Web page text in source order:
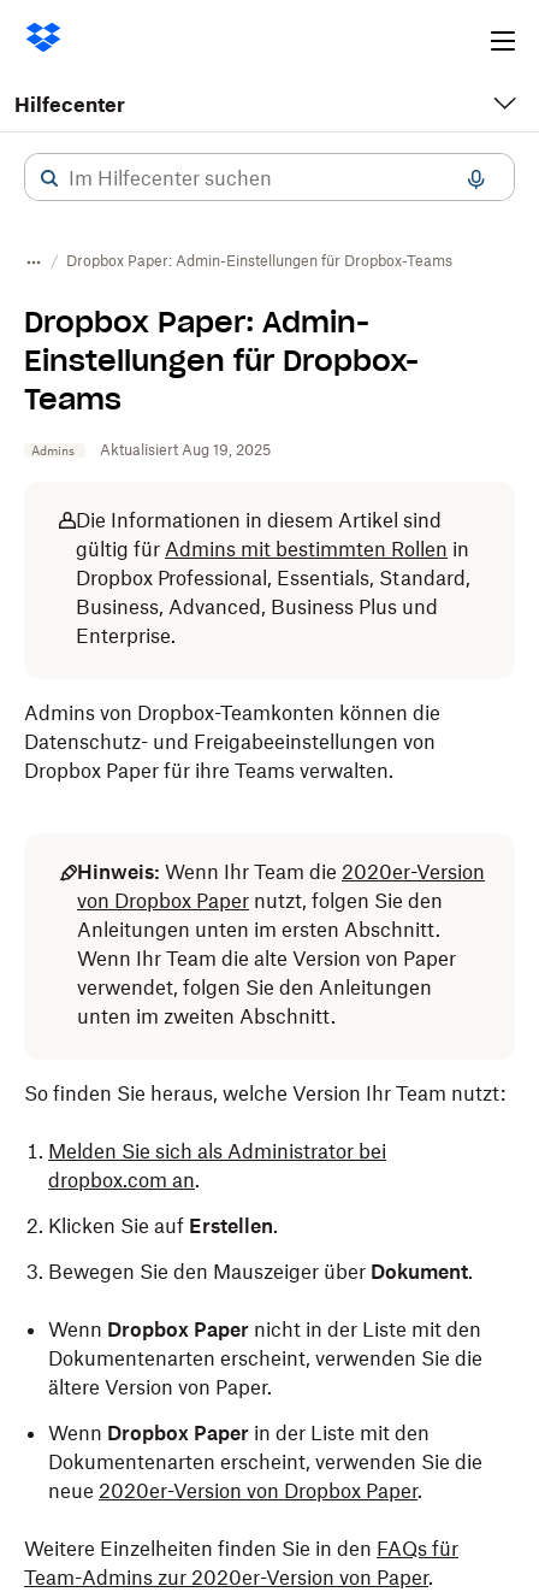
Hilfecenter
Dropbox Paper: Admin-Einstellungen für Dropbox-Teams
Dropbox Paper: Admin-
Einstellungen für Dropbox-
Teams
Admins Aktualisiert Aug 19, 2025
Die Informationen in diesem Artikel sind
gültig für Admins mit bestimmten Rollen in
Dropbox Professional, Essentials, Standard,
Business, Advanced, Business Plus und
Enterprise.
Admins von Dropbox-Teamkonten können die
Datenschutz- und Freigabeeinstellungen von
Dropbox Paper für ihre Teams verwalten.
Hinweis: Wenn Ihr Team die 2020er-Version
von Dropbox Paper nutzt, folgen Sie den
Anleitungen unten im ersten Abschnitt.
Wenn Ihr Team die alte Version von Paper
verwendet, folgen Sie den Anleitungen
unten im zweiten Abschnitt.
So finden Sie heraus, welche Version Ihr Team nutzt:
Melden Sie sich als Administrator bei
dropbox.com an.
Klicken Sie auf Erstellen.
Bewegen Sie den Mauszeiger über Dokument.
Wenn Dropbox Paper nicht in der Liste mit den
Dokumentenarten erscheint, verwenden Sie die
ältere Version von Paper.
Wenn Dropbox Paper in der Liste mit den
Dokumentenarten erscheint, verwenden Sie die
neue 2020er-Version von Dropbox Paper.
Weitere Einzelheiten finden Sie in den FAQs für
Team-Admins zur 2020er-Version von Paper.